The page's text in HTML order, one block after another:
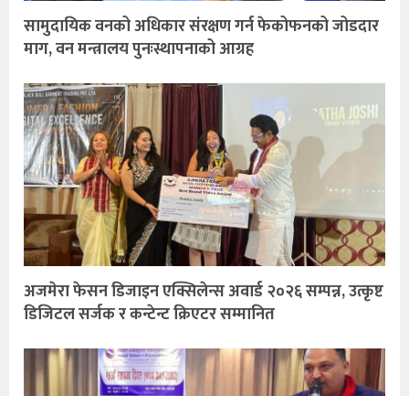
सामुदायिक वनको अधिकार संरक्षण गर्न फेकोफनको जोडदार
माग, वन मन्त्रालय पुनःस्थापनाको आग्रह
अजमेरा फेसन डिजाइन एक्सिलेन्स अवार्ड २०२६ सम्पन्न, उत्कृष्ट
डिजिटल सर्जक र कन्टेन्ट क्रिएटर सम्मानित